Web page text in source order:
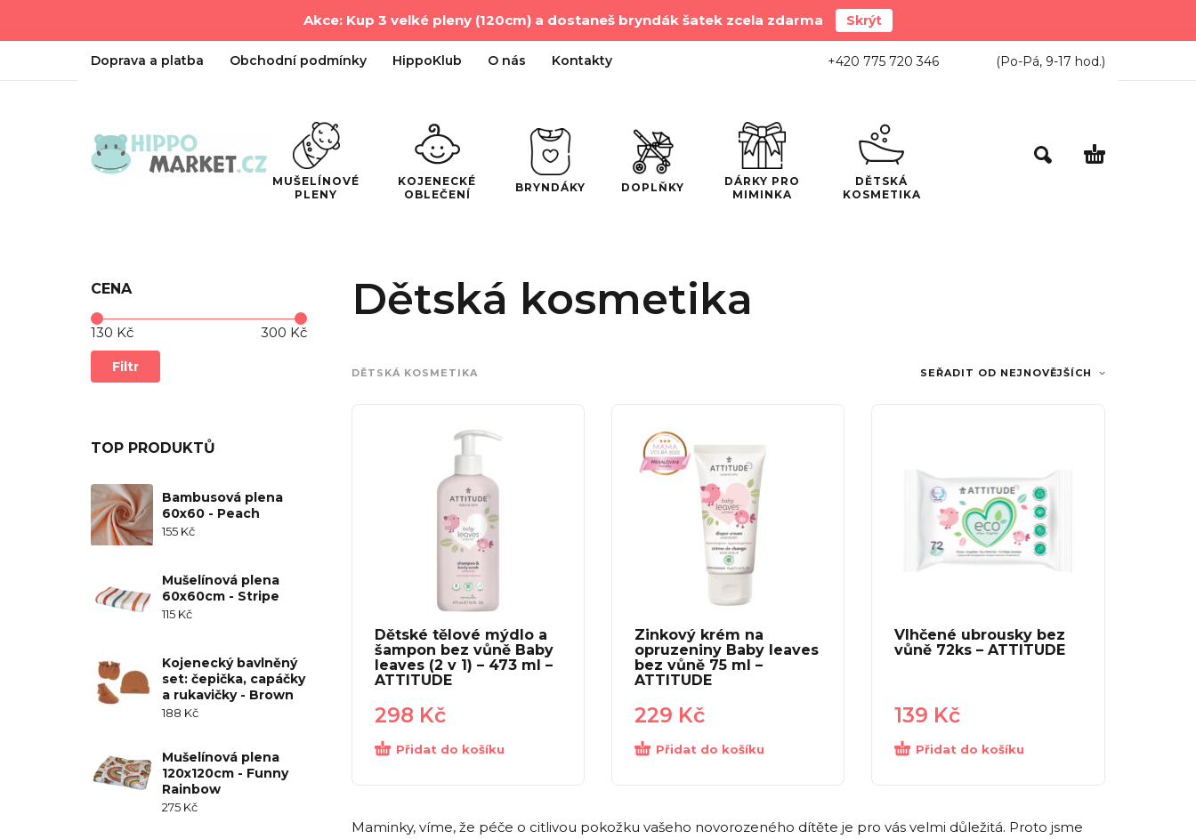
Akce: Kup 3 velké pleny (120cm) a dostaneš bryndák šatek zcela zdarma Skrýt
Doprava a platba Obchodní podmínky HippoKlub O nás Kontakty +420 775 720 346 (Po-Pá, 9-17 hod.)
MUŠELÍNOVÉ
PLENY
KOJENECKÉ
OBLEČENÍ
BRYNDÁKY DOPLŇKY
DÁRKY PRO
MIMINKA
DĚTSKÁ
KOSMETIKA
CENA
Filtr
Cena:
130 Kč 300 Kč
TOP PRODUKTŮ
Bambusová plena
60x60 - Peach
155 Kč
Mušelínová plena
60x60cm - Stripe
115 Kč
Kojenecký bavlněný
set: čepička, capáčky
a rukavičky - Brown
188 Kč
Mušelínová plena
120x120cm - Funny
Rainbow
275 Kč
Dětská kosmetika
DĚTSKÁ KOSMETIKA SEŘADIT OD NEJNOVĚJŠÍCH
Dětské tělové mýdlo a
šampon bez vůně Baby
leaves (2 v 1) – 473 ml –
ATTITUDE
298 Kč
Přidat do košíku
Zinkový krém na
opruzeniny Baby leaves
bez vůně 75 ml –
ATTITUDE
229 Kč
Přidat do košíku
Vlhčené ubrousky bez
vůně 72ks – ATTITUDE
139 Kč
Přidat do košíku
Maminky, víme, že péče o citlivou pokožku vašeho novorozeného dítěte je pro vás velmi důležitá. Proto jsme